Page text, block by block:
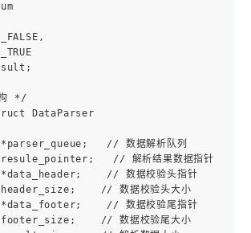
*/
DataParser
// 数据解析队列
// 解析结果数据指针
// 数据校验头指针
// 数据校验头大小
// 数据校验尾指针
// 数据校验尾大小